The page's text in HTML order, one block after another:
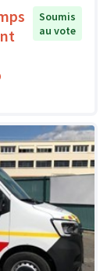
Soumis
au vote